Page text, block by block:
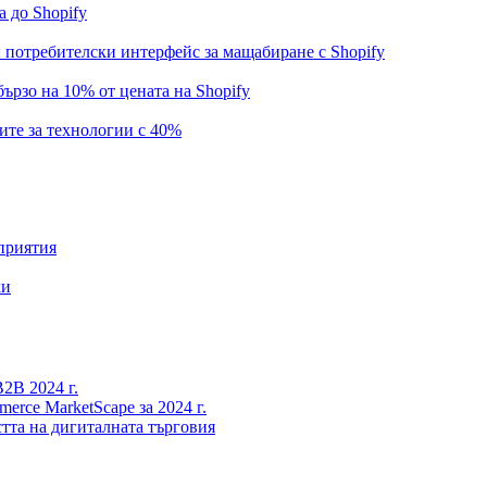
до Shopify
интерфейс за мащабиране с Shopify
на 10% от цената на Shopify
за технологии с 40%
2024 г.
MarketScape за 2024 г.
на дигиталната търговия